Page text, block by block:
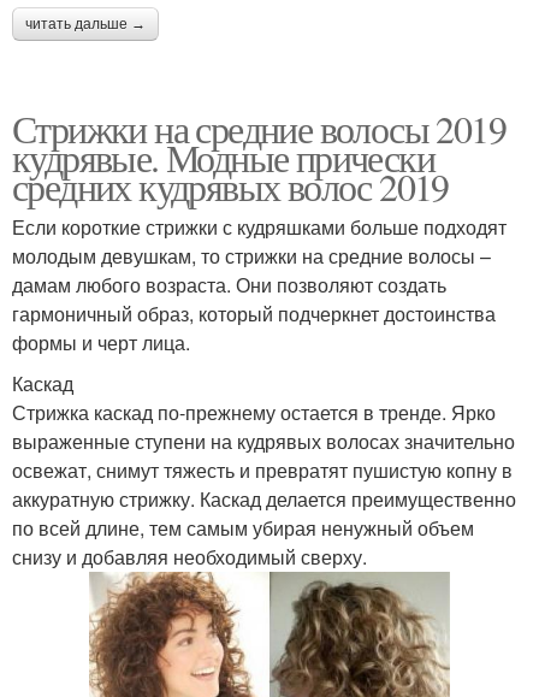
читать дальше →
Стрижки на средние волосы 2019
кудрявые. Модные прически
средних кудрявых волос 2019
Если короткие стрижки с кудряшками больше подходят
молодым девушкам, то стрижки на средние волосы –
дамам любого возраста. Они позволяют создать
гармоничный образ, который подчеркнет достоинства
формы и черт лица.
Каскад
Стрижка каскад по-прежнему остается в тренде. Ярко
выраженные ступени на кудрявых волосах значительно
освежат, снимут тяжесть и превратят пушистую копну в
аккуратную стрижку. Каскад делается преимущественно
по всей длине, тем самым убирая ненужный объем
снизу и добавляя необходимый сверху.